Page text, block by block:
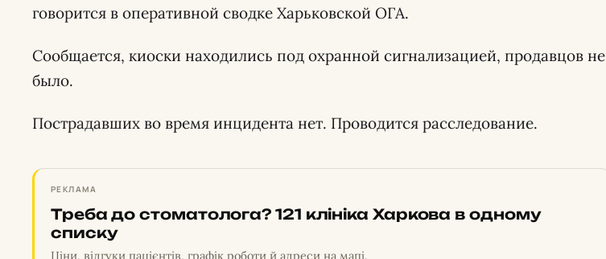
говорится в оперативной сводке Харьковской ОГА.
Сообщается, киоски находились под охранной сигнализацией, продавцов не
было.
Пострадавших во время инцидента нет. Проводится расследование.
РЕКЛАМА
Треба до стоматолога? 121 клініка Харкова в одному
списку
Ціни, відгуки пацієнтів, графік роботи й адреси на мапі.